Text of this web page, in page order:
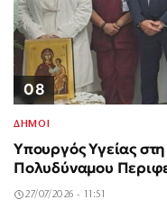
08
ΔΗΜΟΙ
Υπουργός Υγείας
Πολυδύναμου
27/07/2026 - 11:51